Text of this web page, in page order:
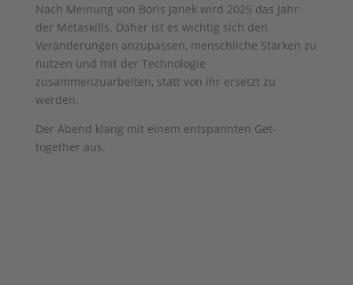
Nach Meinung von Boris Janek wird 2025 das Jahr
der Metaskills. Daher ist es wichtig sich den
Veränderungen anzupassen, menschliche Stärken zu
nutzen und mit der Technologie
zusammenzuarbeiten, statt von ihr ersetzt zu
werden.
Der Abend klang mit einem entspannten Get-
together aus.